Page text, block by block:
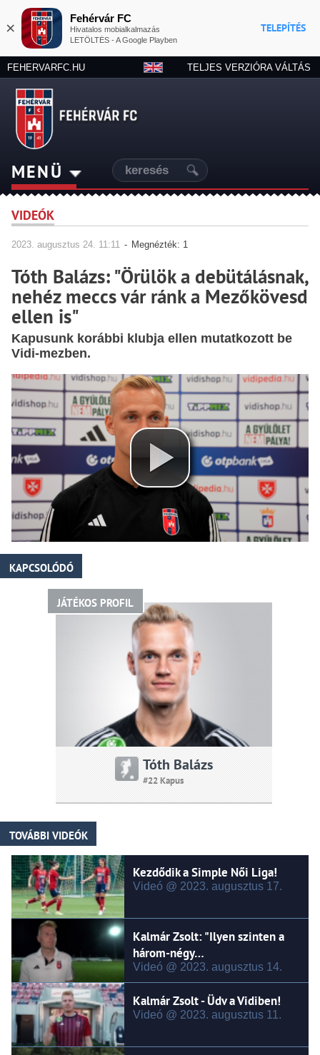
×
Fehérvár FC
Hivatalos mobialkalmazás
LETÖLTÉS - A Google Playben
TELEPÍTÉS
FEHERVARFC.HU TELJES VERZIÓRA VÁLTÁS
MENÜ
VIDEÓK
2023. augusztus 24. 11:11 - Megnézték: 1
Tóth Balázs: "Örülök a debütálásnak,
nehéz meccs vár ránk a Mezőkövesd
ellen is"
Kapusunk korábbi klubja ellen mutatkozott be
Vidi-mezben.
KAPCSOLÓDÓ
JÁTÉKOS PROFIL
Tóth Balázs
#22 Kapus
TOVÁBBI VIDEÓK
Kezdődik a Simple Női Liga!
Videó @ 2023.augusztus 17.
Kalmár Zsolt: "Ilyen szinten a
három-négy…
Videó @ 2023.augusztus 14.
Kalmár Zsolt - Üdv a Vidiben!
Videó @ 2023.augusztus 11.